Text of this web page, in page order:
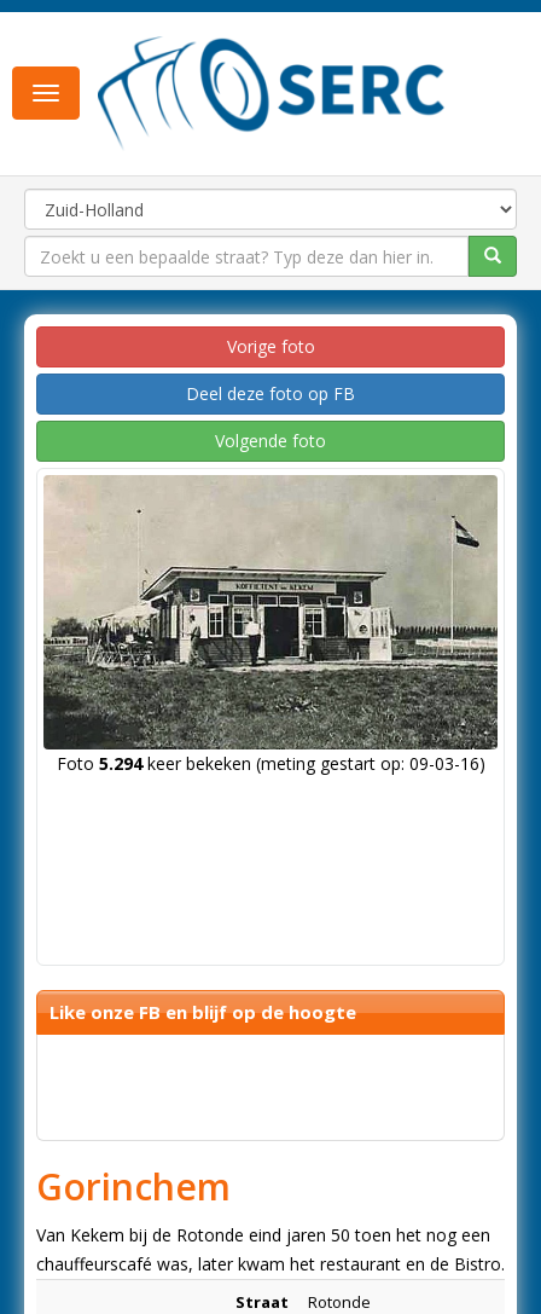
Toggle
navigation
Vorige foto
Deel deze foto op FB
Volgende foto
Foto 5.294keer bekeken (meting gestart op: 09-03-16)
Like onze FB en blijf op de hoogte
Gorinchem
Van Kekem bij de Rotonde eind jaren 50 toen het nog een
chauffeurscafé was, later kwam het restaurant en de Bistro.
Straat Rotonde